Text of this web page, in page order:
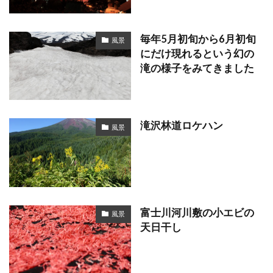
風景
毎年5月初旬から6月初旬
にだけ現れるという幻の
滝の様子をみてきました
風景 滝沢林道ロケハン
風景
富士川河川敷の小エビの
天日干し